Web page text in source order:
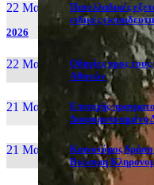
22 Μαι, 26
Πανελλαδικές
ειδικές
2026
22 Μαι, 26
Οδηγίες προς
Αθηνών
21 Μαι, 26
Επιτυχής
Διαφοροποιημένη
21 Μαι, 26
Καινοτόμος
Βιώσιμη